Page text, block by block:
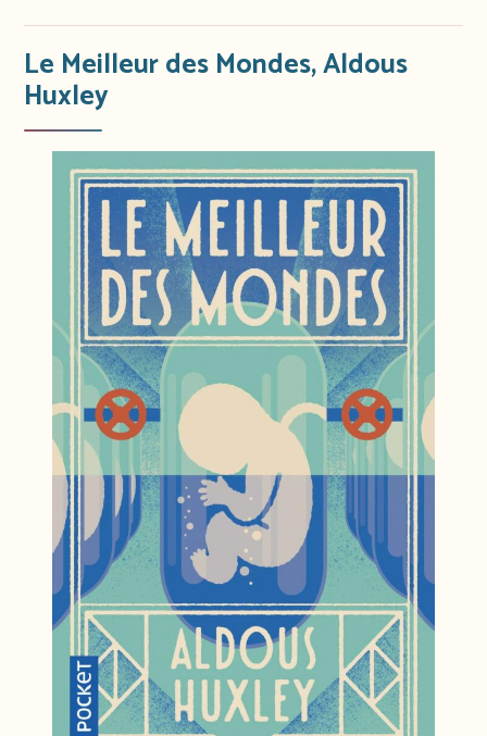
Le Meilleur des Mondes, Aldous
Huxley